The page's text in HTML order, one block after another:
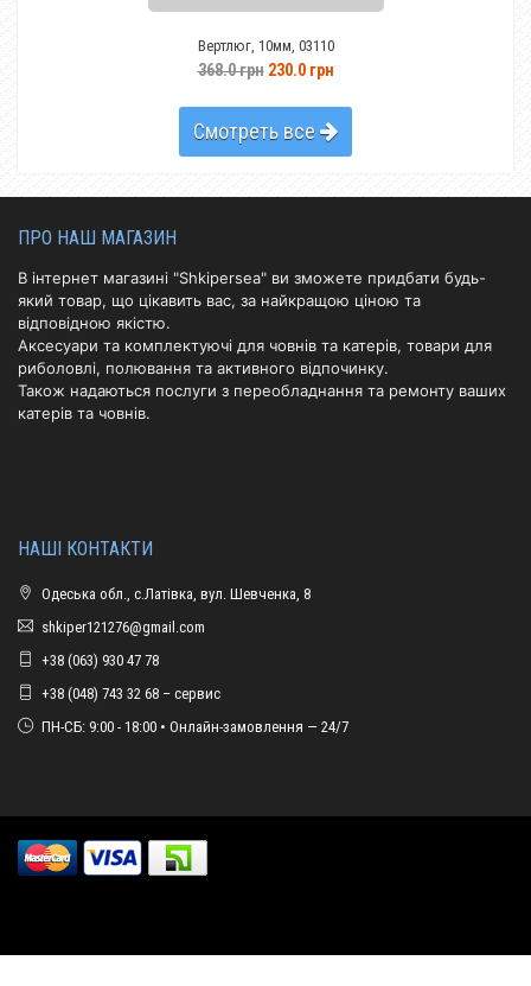
Вертлюг, 10мм, 03110
368.0 грн230.0 грн
Смотреть все
ПРО НАШ МАГАЗИН
В інтернет магазині "Shkipersea" ви зможете придбати будь-
який товар, що цікавить вас, за найкращою ціною та
відповідною якістю.
Аксесуари та комплектуючі для човнів та катерів, товари для
риболовлі, полювання та активного відпочинку.
Також надаються послуги з переобладнання та ремонту ваших
катерів та човнів.
НАШІ КОНТАКТИ
Одеська обл., с.Латівка, вул. Шевченка, 8
shkiper121276@gmail.com
+38 (063) 930 47 78
+38 (048) 743 32 68 – сервис
ПН-СБ: 9:00 - 18:00 • Онлайн-замовлення — 24/7